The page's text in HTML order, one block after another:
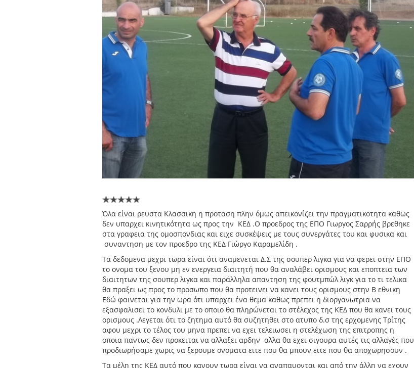
Όλα είναι ρευστα Κλασσικη η προταση πλην όμως απεικονίζει την πραγματικοτητα καθως
δεν υπαρχει κινητικότητα ως προς την ΚΕΔ .Ο προεδρος της ΕΠΟ Γιωργος Σαρρής βρεθηκε
στα γραφεια της ομοσπονδιας και ειχε συσκέψεις με τους συνεργάτες του και φυσικα και
συναντηση με τον προεδρο της ΚΕΔ Γιώργο Καραμελίδη .
Τα δεδομενα μεχρι τωρα είναι ότι αναμενεται Δ.Σ της σουπερ λιγκα για να φερει στην ΕΠΟ
το ονομα του ξενου μη εν ενεργεια διαιτητή που θα αναλάβει ορισμους και εποπτεια των
διαιτητων της σουπερ λιγκα και παράλληλα απαντηση της φουτμπώλ λιγκ για το τι τελικα
θα πραξει ως προς το προσωπο που θα προτεινει να κανει τους ορισμους στην Β εθνικη
Εδώ φαινεται για την ωρα ότι υπαρχει ένα θεμα καθως πρεπει η διοργανωτρια να
εξασφαλισει το κονδυλι με το οποιο θα πληρώνεται το στέλεχος της ΚΕΔ που θα κανει τους
ορισμους .Λεγεται ότι το ζητημα αυτό θα συζητηθει στο ατυπο δ.σ της ερχομενης Τρίτης
αφου μεχρι το τέλος του μηνα πρεπει να εχει τελειωσει η στελέχωση της επιτροπης η
οποια παντως δεν προκειται να αλλαξει αρδην αλλα θα εχει σιγουρα αυτές τις αλλαγές που
προδιωρήσαμε χωρις να ξερουμε ονοματα ειτε που θα μπουν ειτε που θα αποχωρησουν .
Τα μέλη της ΚΕΔ αυτό που κανουν τωρα είναι να αναπαυονται και από την άλλη να εχουν